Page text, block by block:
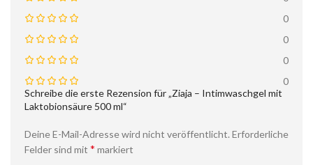
0
0
0
0
Schreibe die erste Rezension für „Ziaja – Intimwaschgel mit
Laktobionsäure 500 ml“
Deine E-Mail-Adresse wird nicht veröffentlicht. Erforderliche
Felder sind mit * markiert